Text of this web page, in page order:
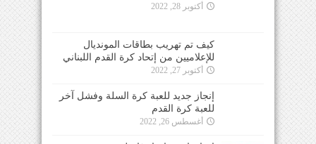
أكتوبر 28, 2022
كيف تم تهريب بطاقات المونديال
للإعلاميين من إتحاد كرة القدم اللبناني
أكتوبر 27, 2022
إنجاز جديد للعبة كرة السلة وفشل آخر
للعبة كرة القدم
أغسطس 26, 2022